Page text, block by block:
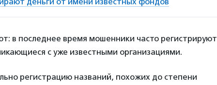
в последнее время мошенники часто регистрируют
с уже известными организациями.
регистрацию названий, похожих до степени